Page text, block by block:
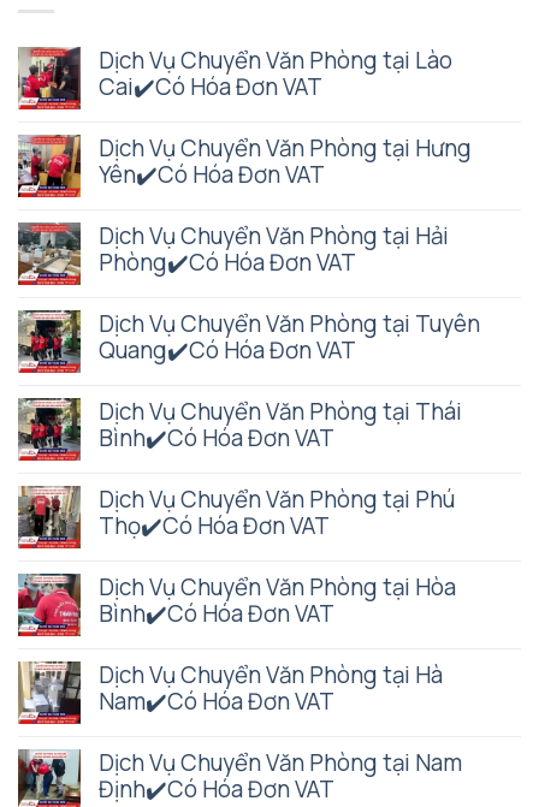
Dịch Vụ Chuyển Văn Phòng tại Lào
Cai✔️Có Hóa Đơn VAT
Dịch Vụ Chuyển Văn Phòng tại Hưng
Yên✔️Có Hóa Đơn VAT
Dịch Vụ Chuyển Văn Phòng tại Hải
Phòng✔️Có Hóa Đơn VAT
Dịch Vụ Chuyển Văn Phòng tại Tuyên
Quang✔️Có Hóa Đơn VAT
Dịch Vụ Chuyển Văn Phòng tại Thái
Bình✔️Có Hóa Đơn VAT
Dịch Vụ Chuyển Văn Phòng tại Phú
Thọ✔️Có Hóa Đơn VAT
Dịch Vụ Chuyển Văn Phòng tại Hòa
Bình✔️Có Hóa Đơn VAT
Dịch Vụ Chuyển Văn Phòng tại Hà
Nam✔️Có Hóa Đơn VAT
Dịch Vụ Chuyển Văn Phòng tại Nam
Định✔️Có Hóa Đơn VAT